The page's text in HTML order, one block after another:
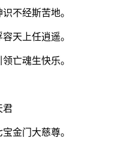
不经斯苦地。
天上任逍遥。
亡魂生快乐。
君
金门大慈尊。